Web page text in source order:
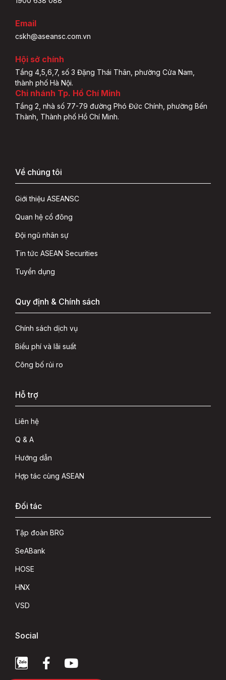
Email
cskh@aseansc.com.vn
Hội sở chính
Tầng 4,5,6,7, số 3 Đặng Thái Thân, phường Cửa Nam,
thành phố Hà Nội.
Chi nhánh Tp. Hồ Chí Minh
Tầng 2, nhà số 77-79 đường Phó Đức Chính, phường Bến
Thành, Thành phố Hồ Chí Minh.
Về chúng tôi
Giới thiệu ASEANSC
Quan hệ cổ đông
Đội ngũ nhân sự
Tin tức ASEAN Securities
Tuyển dụng
Quy định & Chính sách
Chính sách dịch vụ
Biểu phí và lãi suất
Công bố rủi ro
Hỗ trợ
Liên hệ
Q & A
Hướng dẫn
Hợp tác cùng ASEAN
Đối tác
Tập đoàn BRG
SeABank
HOSE
HNX
VSD
Social